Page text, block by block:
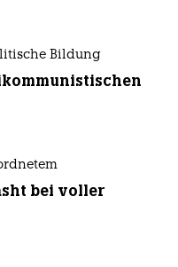
Bildung
bei voller